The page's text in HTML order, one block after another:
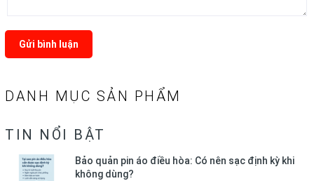
DANH MỤC SẢN PHẨM
TIN NỔI BẬT
Bảo quản pin áo điều hòa: Có nên sạc định kỳ khi
không dùng?
Gửi bình luận